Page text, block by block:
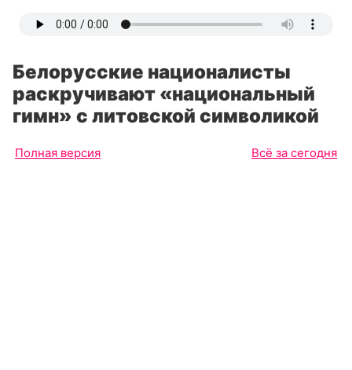
Белорусские националисты
раскручивают «национальный
гимн» с литовской символикой
Полная версия Всё за сегодня